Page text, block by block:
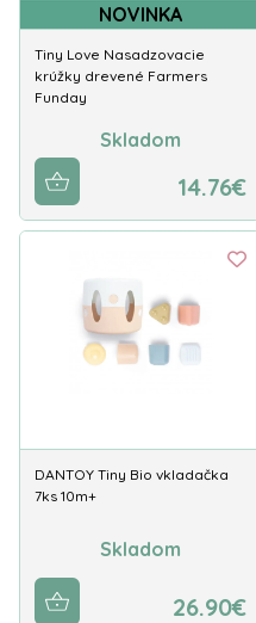
NOVINKA
Tiny Love Nasadzovacie
krúžky drevené Farmers
Funday
Skladom
14.76€
DANTOY Tiny Bio vkladačka
7ks 10m+
Skladom
26.90€